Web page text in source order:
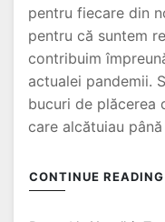
pentru fiecare din
pentru că suntem
contribuim
actualei pandemii.
bucuri de plăcerea
care alcătuiau
CONTINUE READING